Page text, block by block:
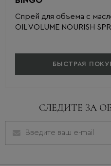
Спрей для объема с
OIL VOLUME NOURISH
БЫСТРАЯ
СЛЕДИТЕ ЗА